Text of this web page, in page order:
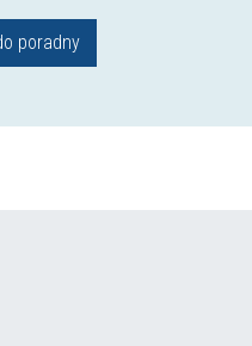
poradny